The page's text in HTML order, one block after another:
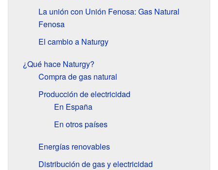
La unión con Unión Fenosa: Gas Natural
Fenosa
El cambio a Naturgy
¿Qué hace Naturgy?
Compra de gas natural
Producción de electricidad
En España
En otros países
Energías renovables
Distribución de gas y electricidad